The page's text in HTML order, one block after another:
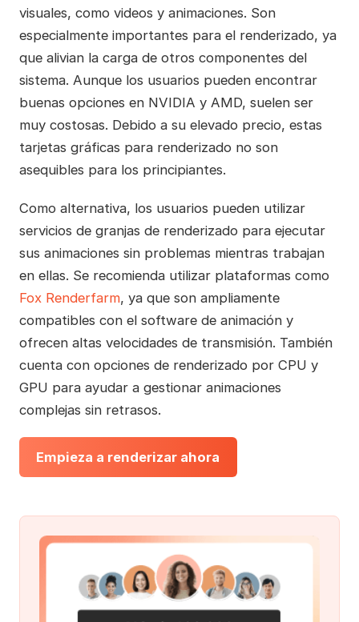
visuales, como videos y animaciones. Son
especialmente importantes para el renderizado, ya
que alivian la carga de otros componentes del
sistema. Aunque los usuarios pueden encontrar
buenas opciones en NVIDIA y AMD, suelen ser
muy costosas. Debido a su elevado precio, estas
tarjetas gráficas para renderizado no son
asequibles para los principiantes.
Como alternativa, los usuarios pueden utilizar
servicios de granjas de renderizado para ejecutar
sus animaciones sin problemas mientras trabajan
en ellas. Se recomienda utilizar plataformas como
Fox Renderfarm, ya que son ampliamente
compatibles con el software de animación y
ofrecen altas velocidades de transmisión. También
cuenta con opciones de renderizado por CPU y
GPU para ayudar a gestionar animaciones
complejas sin retrasos.
Empieza a renderizar ahora